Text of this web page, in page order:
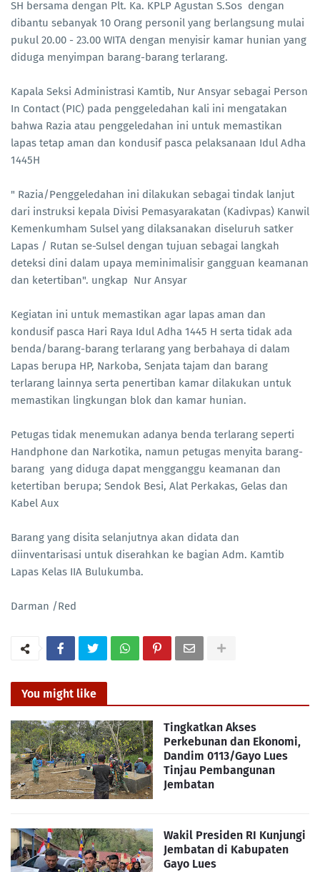
SH bersama dengan Plt. Ka. KPLP Agustan S.Sos dengan
dibantu sebanyak 10 Orang personil yang berlangsung mulai
pukul 20.00 - 23.00 WITA dengan menyisir kamar hunian yang
diduga menyimpan barang-barang terlarang.
Kapala Seksi Administrasi Kamtib, Nur Ansyar sebagai Person
In Contact (PIC) pada penggeledahan kali ini mengatakan
bahwa Razia atau penggeledahan ini untuk memastikan
lapas tetap aman dan kondusif pasca pelaksanaan Idul Adha
1445H
" Razia/Penggeledahan ini dilakukan sebagai tindak lanjut
dari instruksi kepala Divisi Pemasyarakatan (Kadivpas) Kanwil
Kemenkumham Sulsel yang dilaksanakan diseluruh satker
Lapas / Rutan se-Sulsel dengan tujuan sebagai langkah
deteksi dini dalam upaya meminimalisir gangguan keamanan
dan ketertiban". ungkap Nur Ansyar
Kegiatan ini untuk memastikan agar lapas aman dan
kondusif pasca Hari Raya Idul Adha 1445 H serta tidak ada
benda/barang-barang terlarang yang berbahaya di dalam
Lapas berupa HP, Narkoba, Senjata tajam dan barang
terlarang lainnya serta penertiban kamar dilakukan untuk
memastikan lingkungan blok dan kamar hunian.
Petugas tidak menemukan adanya benda terlarang seperti
Handphone dan Narkotika, namun petugas menyita barang-
barang yang diduga dapat mengganggu keamanan dan
ketertiban berupa; Sendok Besi, Alat Perkakas, Gelas dan
Kabel Aux
Barang yang disita selanjutnya akan didata dan
diinventarisasi untuk diserahkan ke bagian Adm. Kamtib
Lapas Kelas IIA Bulukumba.
Darman /Red
You might like
Tingkatkan Akses
Perkebunan dan Ekonomi,
Dandim 0113/Gayo Lues
Tinjau Pembangunan
Jembatan
Wakil Presiden RI Kunjungi
Jembatan di Kabupaten
Gayo Lues